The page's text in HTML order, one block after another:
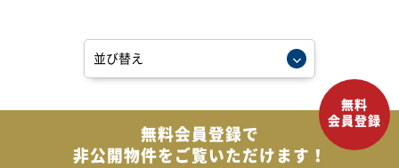
無料会員登録で
非公開物件を ご覧いただけます！